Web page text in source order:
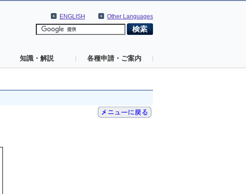
Other Languages
ENGLISH
知識・解説 各種申請・ご案内